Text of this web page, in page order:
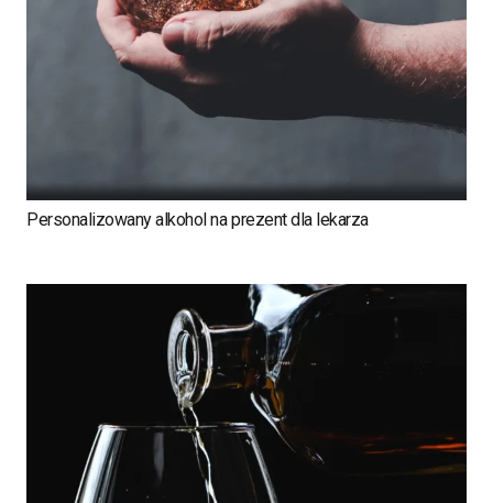
Personalizowany alkohol na prezent dla lekarza